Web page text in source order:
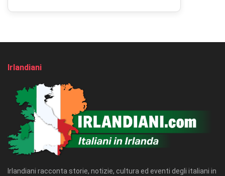
Irlandiani
Irlandiani racconta storie, notizie, cultura ed eventi degli italiani in